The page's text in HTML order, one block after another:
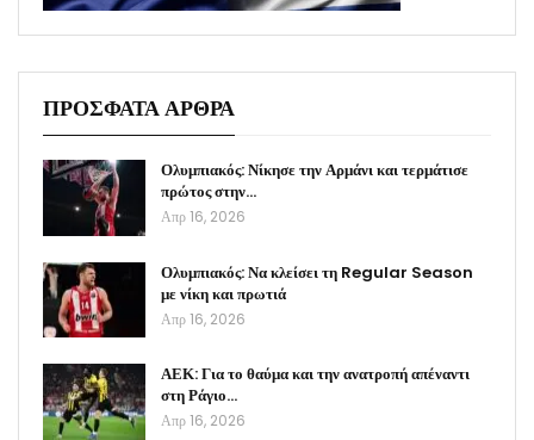
ΠΡΟΣΦΑΤΑ ΑΡΘΡΑ
Ολυμπιακός: Νίκησε την Αρμάνι και τερμάτισε
πρώτος στην…
Απρ 16, 2026
Ολυμπιακός: Να κλείσει τη Regular Season
με νίκη και πρωτιά
Απρ 16, 2026
ΑΕΚ: Για το θαύμα και την ανατροπή απέναντι
στη Ράγιο…
Απρ 16, 2026